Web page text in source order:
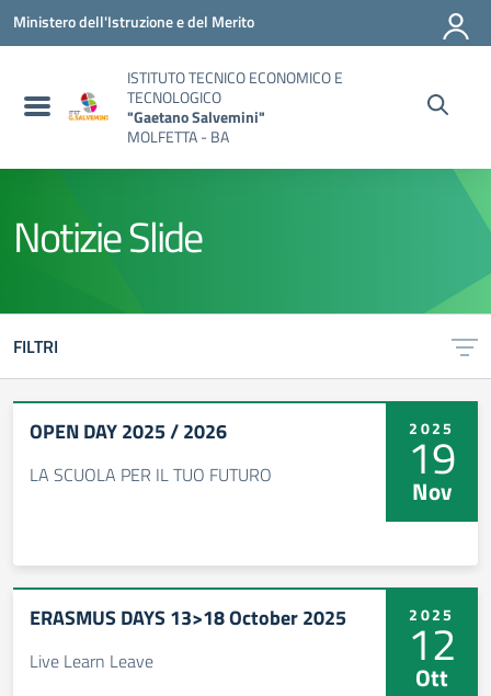
Vai ai contenuti
Vai al menu di navigazione
Vai al footer
Ministero dell'Istruzione e del Merito
ISTITUTO TECNICO ECONOMICO E
TECNOLOGICO
"Gaetano Salvemini"
MOLFETTA - BA
Notizie Slide
FILTRI
2025
19
Nov
OPEN DAY 2025 / 2026
LA SCUOLA PER IL TUO FUTURO
2025
12
Ott
ERASMUS DAYS 13>18 October 2025
Live Learn Leave